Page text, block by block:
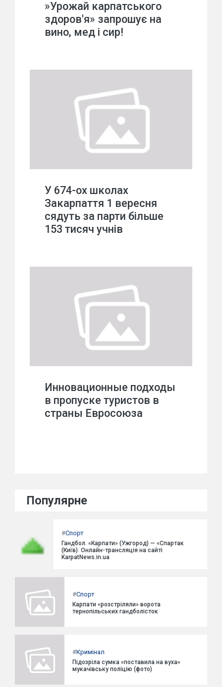
»Урожай карпатського
здоров'я» запрошує на
вино, мед і сир!
У 674-ох школах
Закарпаття 1 вересня
сядуть за парти більше
153 тисяч учнів
Инновационные подходы
в пропуске туристов в
страны Евросоюза
Популярне
#Спорт
Гандбол. «Карпати» (Ужгород) — «Спартак
(Київ). Онлайн-трансляція на сайті
KarpatNews.in.ua
#Спорт
Карпати «розстріляли» ворота
тернопільських гандболісток
#Кримінал
Підозріла сумка «поставила на вуха»
мукачівську поліцію (фото)